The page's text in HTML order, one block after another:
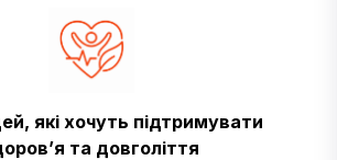
які хочуть підтримувати
та довголіття